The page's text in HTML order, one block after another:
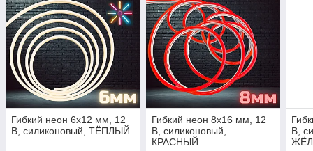
Гибкий неон 6x12 мм, 12
В, силиконовый, ТЁПЛЫЙ.
Гибкий неон 8x16 мм, 12
В, силиконовый,
КРАСНЫЙ.
В,